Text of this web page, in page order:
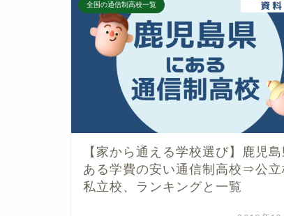
全国の通信制高校一覧
【家から通える学校選び】鹿児
ある学費の安い通信制高校⇒公立
私立校、ランキングと一覧